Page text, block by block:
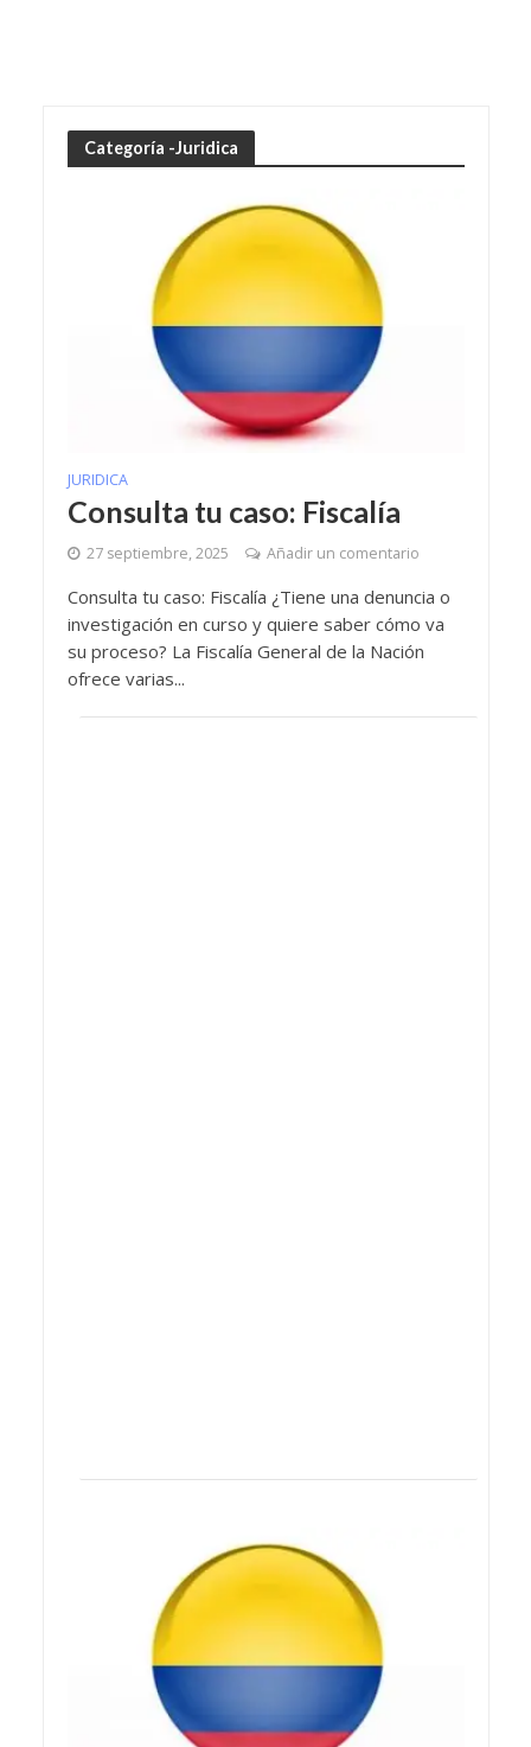
Categoría -Juridica
JURIDICA
Consulta tu caso: Fiscalía
27 septiembre, 2025 Añadir un comentario
Consulta tu caso: Fiscalía ¿Tiene una denuncia o
investigación en curso y quiere saber cómo va
su proceso? La Fiscalía General de la Nación
ofrece varias...